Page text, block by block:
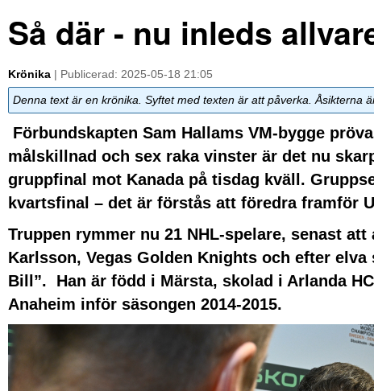
Så där - nu inleds
Krönika | Publicerad: 2025-05-18 21:05
Denna text är en krönika. Syftet med texten är att påverka. Åsikterna
Förbundskapten Sam Hallams VM-bygge
målskillnad och sex raka vinster är det nu
gruppfinal mot Kanada på tisdag kväll.
kvartsfinal – det är förstås att föredra framför
Truppen rymmer nu 21 NHL-spelare, senast
Karlsson, Vegas Golden Knights och efter elva
Bill”. Han är född i Märsta, skolad i Arlanda
Anaheim inför säsongen 2014-2015.